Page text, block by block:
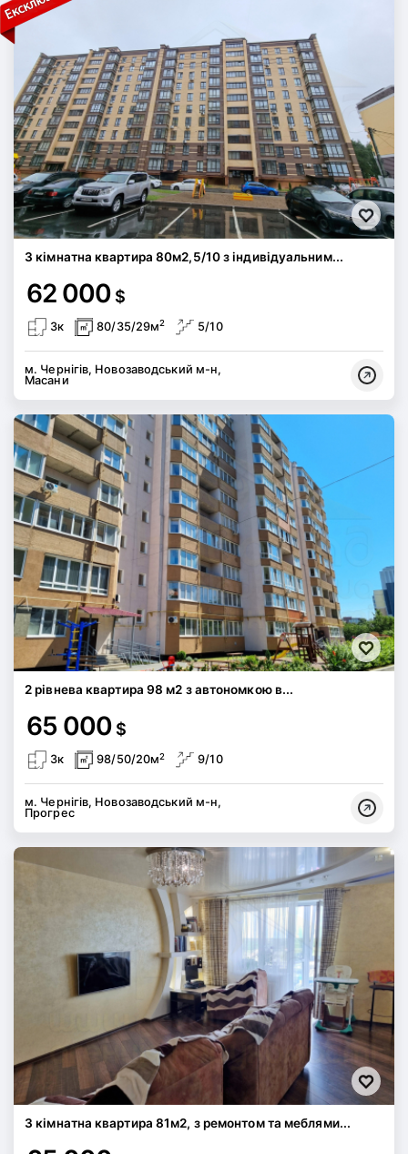
3 кімнатна квартира 80м2,5/10 з індивідуальним...
62 000 $
3к 80/35/29м2 5/10
м. Чернігів, Новозаводський м-н,
Масани
2 рівнева квартира 98 м2 з автономкою в...
65 000 $
3к 98/50/20м2 9/10
м. Чернігів, Новозаводський м-н,
Прогрес
3 кімнатна квартира 81м2, з ремонтом та меблями...